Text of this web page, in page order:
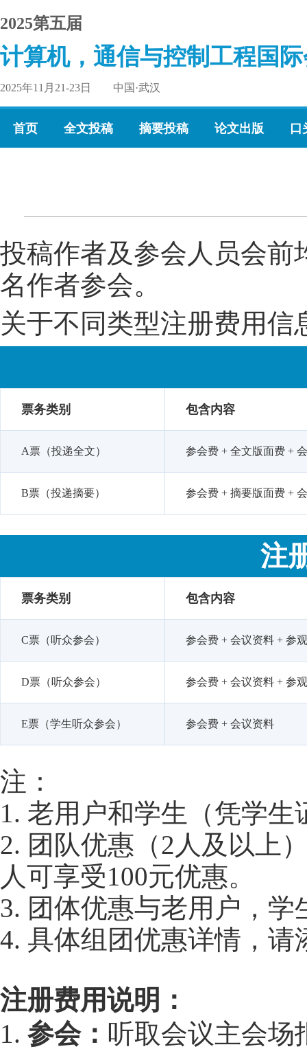
2025第五届
计算机，通信与控制工程国
2025年11月21-23日 中国·武汉
首页 全文投稿 摘要投稿 论文出版 口
投稿作者及参会人员会前
名作者参会。
关于不同类型注册费用信
票务类别 包含内容
A票（投递全文） 参会费 + 全文版面费 +
B票（投递摘要） 参会费 + 摘要版面费 +
注
票务类别 包含内容
C票（听众参会） 参会费 + 会议资料 + 参
D票（听众参会） 参会费 + 会议资料 + 参
E票（学生听众参会） 参会费 + 会议资料
注：
1. 老用户和学生（凭学
2. 团队优惠（2人及以上
人可享受100元优惠。
3. 团体优惠与老用户，
4. 具体组团优惠详情，请
注册费用说明：
1. 参会： 听取会议主会场